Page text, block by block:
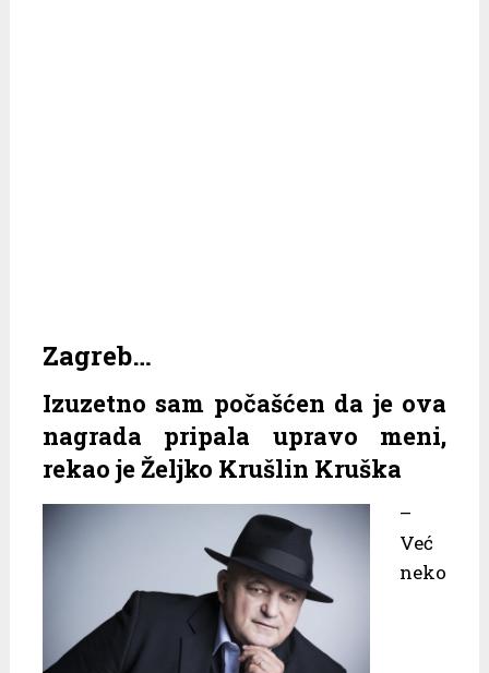
Zagreb…
Izuzetno sam počašćen da je ova
nagrada pripala upravo meni,
rekao je Željko Krušlin Kruška
–
Već
neko